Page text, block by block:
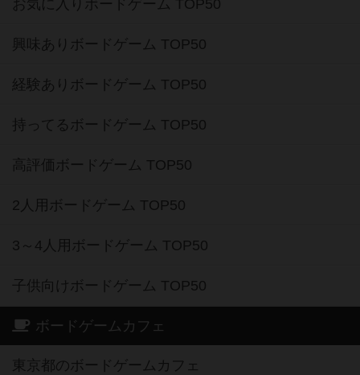
お気に入りボードゲーム TOP50
興味ありボードゲーム TOP50
経験ありボードゲーム TOP50
持ってるボードゲーム TOP50
高評価ボードゲーム TOP50
2人用ボードゲーム TOP50
3～4人用ボードゲーム TOP50
子供向けボードゲーム TOP50
ボードゲームカフェ
東京都のボードゲームカフェ